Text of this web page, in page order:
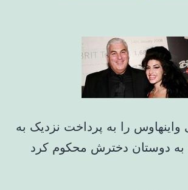
را به پرداخت نزدیک به
به دوستان دخترش محکوم کرد